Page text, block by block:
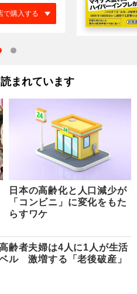
で購入する
まれています
日本の高齢化と人口減少が
「コンビニ」に変化をもた
らすワケ
齢者夫婦は4人に1人が生活
ル 激増する「老後破産」